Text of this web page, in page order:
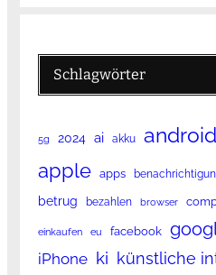
Schlagwörter
5g 2024 ai akku android
apple apps
betrug bezahlen browser
einkaufen eu facebook
iPhone ki künstliche